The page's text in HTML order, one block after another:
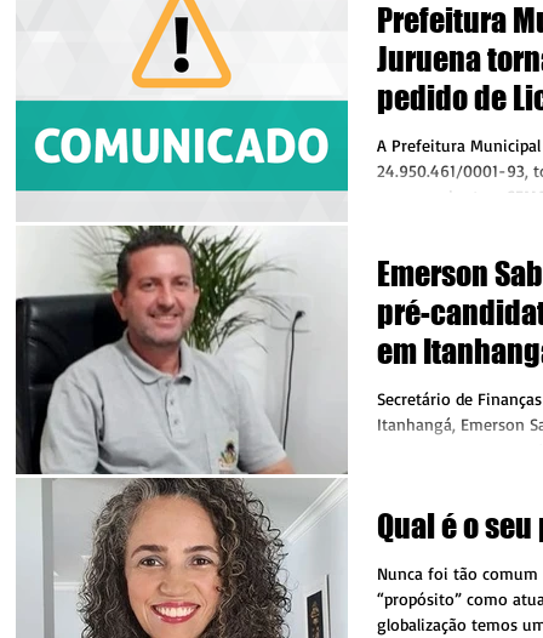
Prefeitura
Juruena
pedido de
sinalização
A Prefeitura Municipal
24.950.461/0001-93,
requereu junto a
Emerson
pré-
em
grupo
comando
Secretário de
Itanhangá, Emerson
Qual é o
Nunca foi tão
“propósito” como
globalização temos